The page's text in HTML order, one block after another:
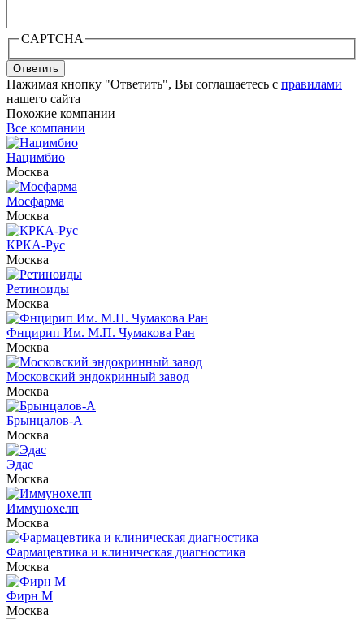
CAPTCHA
Ответить
Нажимая кнопку "Ответить", Вы соглашаетесь с правилами
нашего сайта
Похожие компании
Все компании
Нацимбио
Москва
Мосфарма
Москва
КРКА-Рус
Москва
Ретиноиды
Москва
Фнцирип Им. М.П. Чумакова Ран
Москва
Московский эндокринный завод
Москва
Брынцалов-А
Москва
Эдас
Москва
Иммунохелп
Москва
Фармацевтика и клиническая диагностика
Москва
Фирн М
Москва